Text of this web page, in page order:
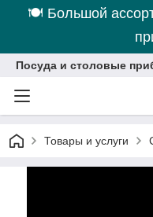
🍽 Большой
Посуда и столовые
Товары и услуги